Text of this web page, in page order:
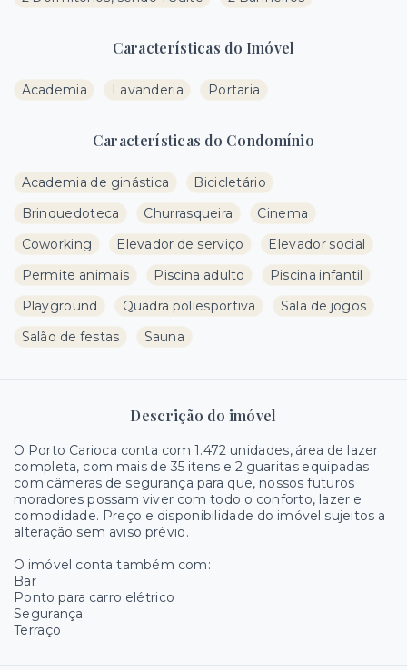
Características do Imóvel
Academia Lavanderia Portaria
Características do Condomínio
Academia de ginástica
Bicicletário
Brinquedoteca
Churrasqueira
Cinema
Coworking
Elevador de serviço
Elevador social
Permite animais
Piscina adulto
Piscina infantil
Playground
Quadra poliesportiva
Sala de jogos
Salão de festas
Sauna
Descrição do imóvel
O Porto Carioca conta com 1.472 unidades, área de lazer
completa, com mais de 35 itens e 2 guaritas equipadas
com câmeras de segurança para que, nossos futuros
moradores possam viver com todo o conforto, lazer e
comodidade. Preço e disponibilidade do imóvel sujeitos a
alteração sem aviso prévio.
O imóvel conta também com:
Bar
Ponto para carro elétrico
Segurança
Terraço